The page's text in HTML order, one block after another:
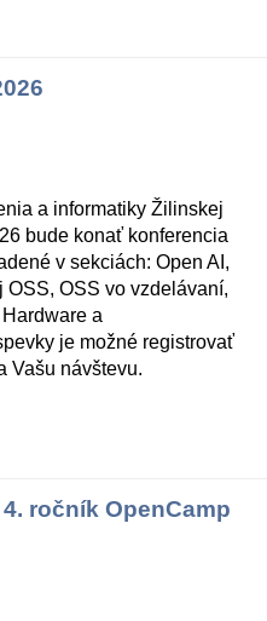
a informatiky Žilinskej
bude konať konferencia
v sekciách: Open AI,
OSS, OSS vo vzdelávaní,
a
je možné registrovať
Vašu návštevu.
ročník OpenCamp